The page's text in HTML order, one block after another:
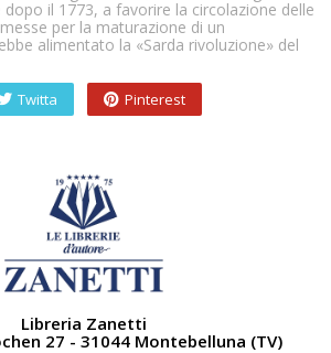
il 1773, a favorire la circolazione delle
per la maturazione di un
alimentato la «Sarda rivoluzione» del
Twitta Pinterest
Libreria Zanetti
27 - 31044 Montebelluna (TV)